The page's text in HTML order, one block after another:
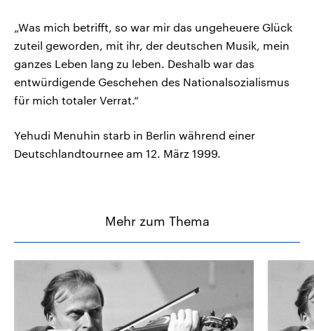
„Was mich betrifft, so war mir das ungeheuere Glück
zuteil geworden, mit ihr, der deutschen Musik, mein
ganzes Leben lang zu leben. Deshalb war das
entwürdigende Geschehen des Nationalsozialismus
für mich totaler Verrat.“
Yehudi Menuhin starb in Berlin während einer
Deutschlandtournee am 12. März 1999.
Mehr zum Thema